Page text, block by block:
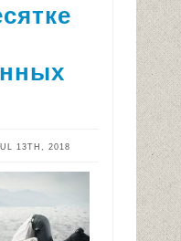
13TH, 2018